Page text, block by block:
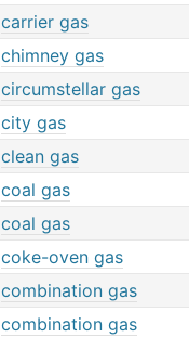
carrier gas
chimney gas
circumstellar gas
city gas
clean gas
coal gas
coal gas
coke-oven gas
combination gas
combination gas